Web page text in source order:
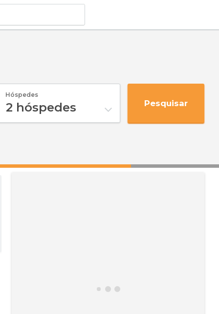
Hóspedes
2 hóspedes Pesquisar